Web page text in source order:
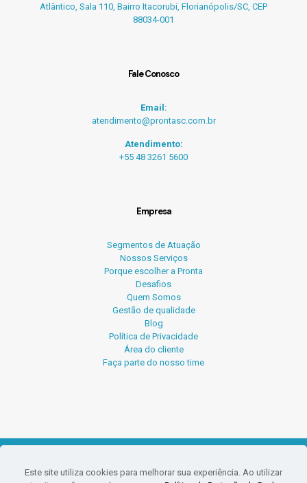
Atlântico, Sala 110, Bairro Itacorubi, Florianópolis/SC, CEP
88034-001
Fale Conosco
Email:
atendimento@prontasc.com.br
Atendimento:
+55 48 3261 5600
Empresa
Segmentos de Atuação
Nossos Serviços
Porque escolher a Pronta
Desafios
Quem Somos
Gestão de qualidade
Blog
Política de Privacidade
Área do cliente
Faça parte do nosso time
O conteúdo deste site e blog não pode ser reproduzido sem
Este site utiliza cookies para melhorar sua experiência. Ao utilizar